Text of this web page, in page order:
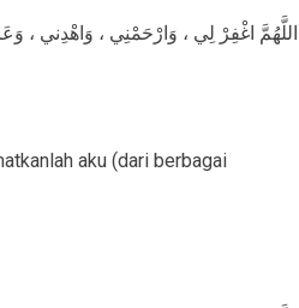
اللَّهُمَّ اغْفِرْ لِي ، وَارْحَمْنِي ، وَاهْدِني ،
aku (dari berbagai